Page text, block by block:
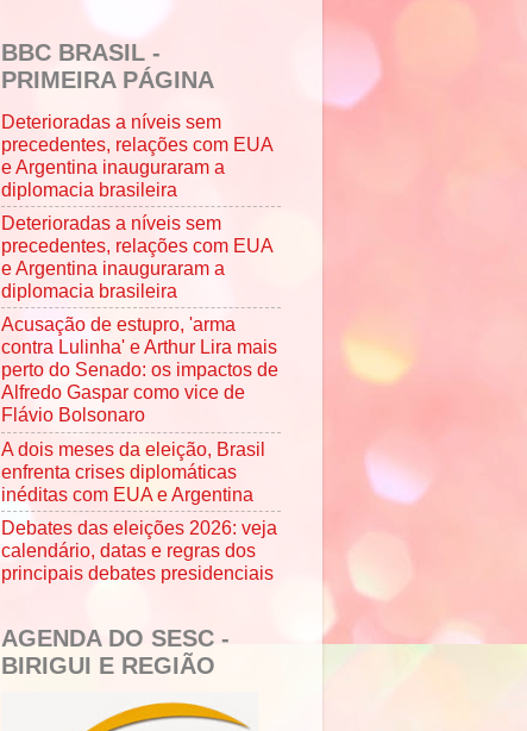
BBC BRASIL -
PRIMEIRA PÁGINA
Deterioradas a níveis sem
precedentes, relações com EUA
e Argentina inauguraram a
diplomacia brasileira
Deterioradas a níveis sem
precedentes, relações com EUA
e Argentina inauguraram a
diplomacia brasileira
Acusação de estupro, 'arma
contra Lulinha' e Arthur Lira mais
perto do Senado: os impactos de
Alfredo Gaspar como vice de
Flávio Bolsonaro
A dois meses da eleição, Brasil
enfrenta crises diplomáticas
inéditas com EUA e Argentina
Debates das eleições 2026: veja
calendário, datas e regras dos
principais debates presidenciais
AGENDA DO SESC -
BIRIGUI E REGIÃO